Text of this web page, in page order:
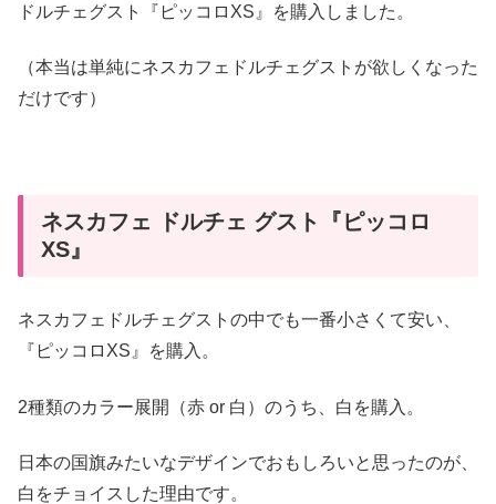
ドルチェグスト『ピッコロXS』を購入しました。
（本当は単純にネスカフェドルチェグストが欲しくなった
だけです）
ネスカフェ ドルチェ グスト『ピッコロ
XS』
ネスカフェドルチェグストの中でも一番小さくて安い、
『ピッコロXS』を購入。
2種類のカラー展開（赤 or 白）のうち、白を購入。
日本の国旗みたいなデザインでおもしろいと思ったのが、
白をチョイスした理由です。